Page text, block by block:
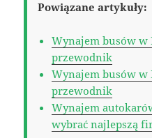
Powiązane artykuły:
Wynajem busów
przewodnik
Wynajem busów
przewodnik
Wynajem
wybrać najlepszą